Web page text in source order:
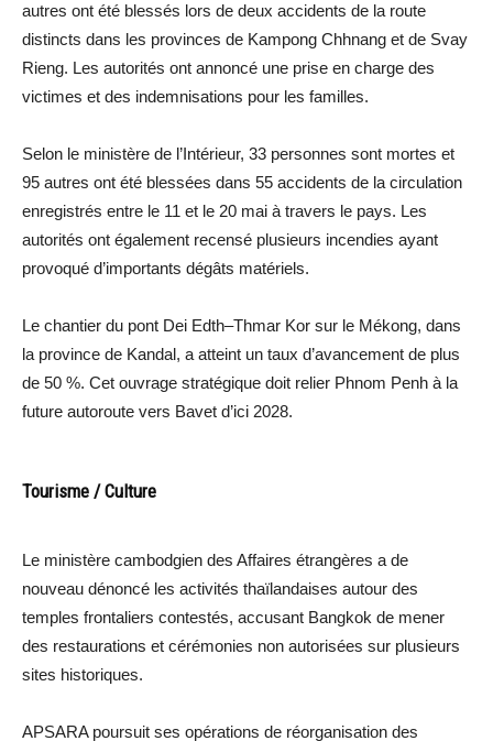
autres ont été blessés lors de deux accidents de la route
distincts dans les provinces de Kampong Chhnang et de Svay
Rieng. Les autorités ont annoncé une prise en charge des
victimes et des indemnisations pour les familles.
Selon le ministère de l’Intérieur, 33 personnes sont mortes et
95 autres ont été blessées dans 55 accidents de la circulation
enregistrés entre le 11 et le 20 mai à travers le pays. Les
autorités ont également recensé plusieurs incendies ayant
provoqué d’importants dégâts matériels.
Le chantier du pont Dei Edth–Thmar Kor sur le Mékong, dans
la province de Kandal, a atteint un taux d’avancement de plus
de 50 %. Cet ouvrage stratégique doit relier Phnom Penh à la
future autoroute vers Bavet d’ici 2028.
Tourisme / Culture
Le ministère cambodgien des Affaires étrangères a de
nouveau dénoncé les activités thaïlandaises autour des
temples frontaliers contestés, accusant Bangkok de mener
des restaurations et cérémonies non autorisées sur plusieurs
sites historiques.
APSARA poursuit ses opérations de réorganisation des